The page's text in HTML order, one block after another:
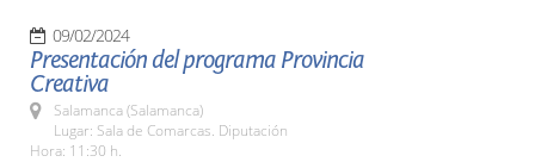
09/02/2024
Presentación del programa Provincia
Creativa
Salamanca (Salamanca)
Lugar: Sala de Comarcas. Diputación
Hora: 11:30 h.